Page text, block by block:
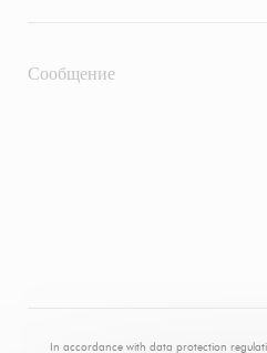
In accordance with data protection